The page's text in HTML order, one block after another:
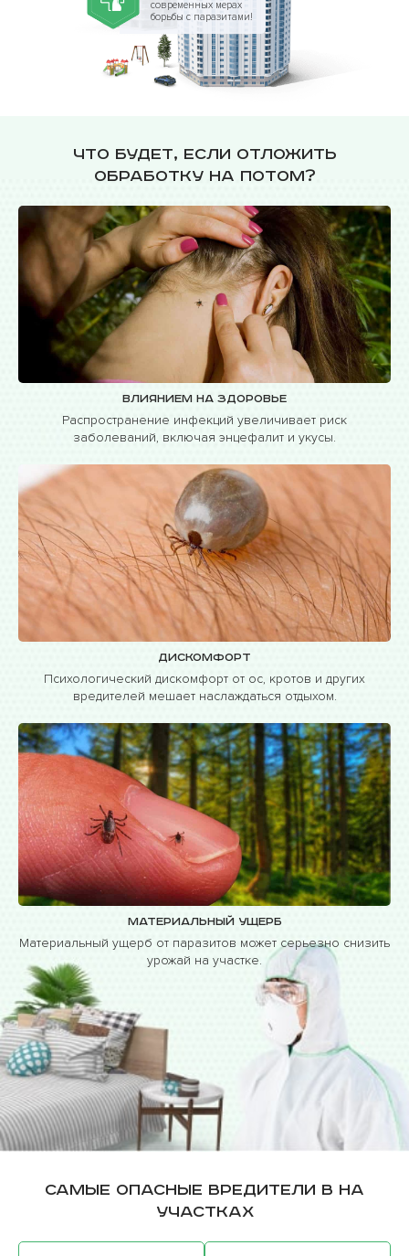
современных мерах
борьбы с паразитами!
Что будет, если отложить
обработку на потом?
Влиянием на здоровье
Распространение инфекций увеличивает риск
заболеваний, включая энцефалит и укусы.
Дискомфорт
Психологический дискомфорт от ос, кротов и других
вредителей мешает наслаждаться отдыхом.
Материальный ущерб
Материальный ущерб от паразитов может серьезно снизить
урожай на участке.
Самые опасные вредители в на
участках